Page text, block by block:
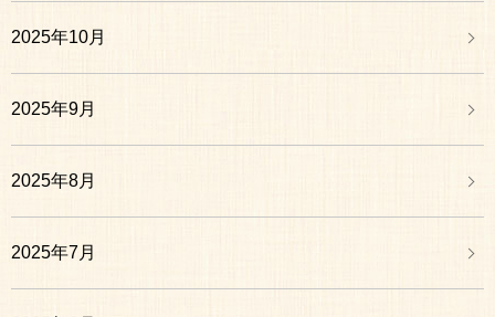
2025年10月
2025年9月
2025年8月
2025年7月